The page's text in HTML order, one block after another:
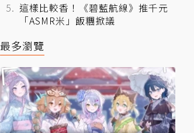
這樣比較香！《碧藍航線》推千元
「ASMR米」飯糰掀議
最多瀏覽